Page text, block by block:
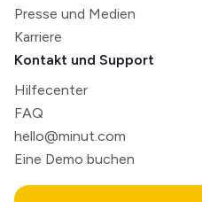
Presse und Medien
Karriere
Kontakt und Support
Hilfecenter
FAQ
hello@minut.com
Eine Demo buchen